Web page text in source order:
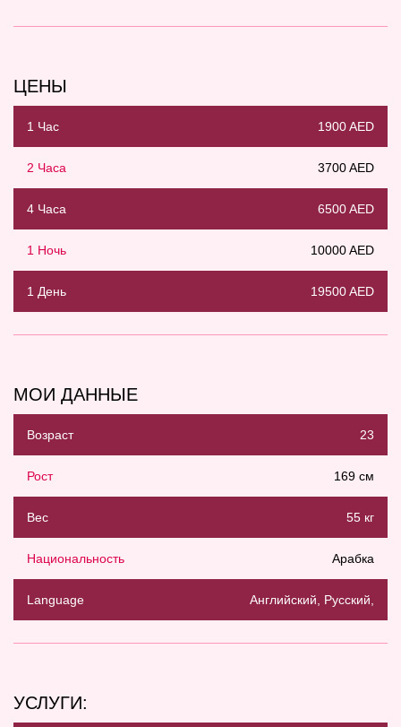
ЦЕНЫ
1 Час 1900 AED
2 Часа 3700 AED
4 Часа 6500 AED
1 Ночь 10000 AED
1 День 19500 AED
МОИ ДАННЫЕ
Возраст 23
Рост 169 см
Вес 55 кг
Национальность Арабка
Language Английский, Русский,
УСЛУГИ: